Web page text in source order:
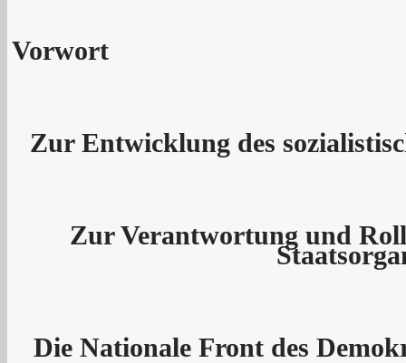
Vorwort
Zur Entwicklung des
Zur Verantwortung und
Die Nationale Front des